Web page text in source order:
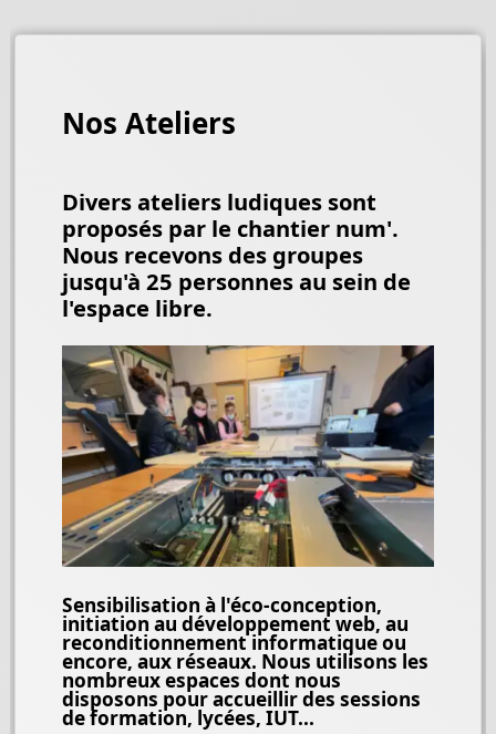
Nos Ateliers
Divers ateliers ludiques sont
proposés par le chantier num'.
Nous recevons des groupes
jusqu'à 25 personnes au sein de
l'espace libre.
Sensibilisation à l'éco-conception,
initiation au développement web, au
reconditionnement informatique ou
encore, aux réseaux. Nous utilisons les
nombreux espaces dont nous
disposons pour accueillir des sessions
de formation, lycées, IUT...